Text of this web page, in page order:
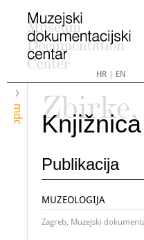
HR| EN
mdc
Zbirke,
Knjižnica
Publikacija
MUZEOLOGIJA
Zagreb, Muzejski